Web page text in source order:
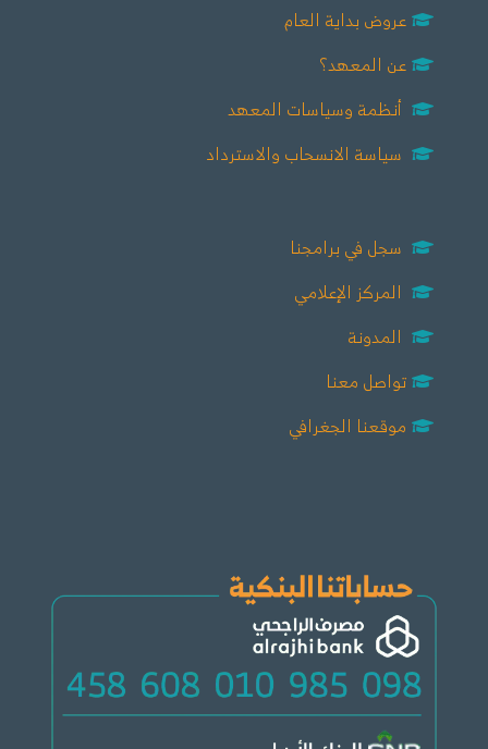
عروض بداية العام
عن المعهد؟
أنظمة وسياسات المعهد
سياسة الانسحاب والاسترداد
سجل في برامجنا
المركز الإعلامي
المدونة
تواصل معنا
موقعنا الجغرافي